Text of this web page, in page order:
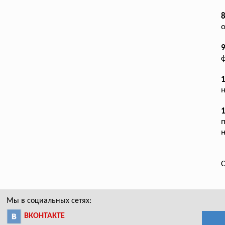
Мы в социальных сетях:
ВКОНТАКТЕ